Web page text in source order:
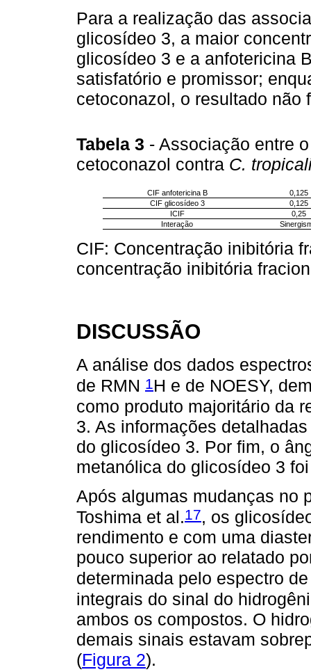
Para a realização das
glicosídeo 3, a maior
glicosídeo 3 e a anfotericina
satisfatório e promissor;
cetoconazol, o resultado não
Tabela 3 - Associação entre
cetoconazol contra C.
CIF anfotericina B
0,125
CIF glicosídeo 3
0,125
ICIF
0,25
Interação
CIF: Concentração inibitória
concentração inibitória
DISCUSSÃO
A análise dos dados
de RMN 1 H e de NOESY,
como produto majoritário da
3. As informações
do glicosídeo 3. Por fim, o
metanólica do glicosídeo 3
Após algumas mudanças no
Toshima et al.17, os
rendimento e com uma
pouco superior ao relatado
determinada pelo espectro
integrais do sinal do
ambos os compostos. O
demais sinais estavam
(Figura 2).